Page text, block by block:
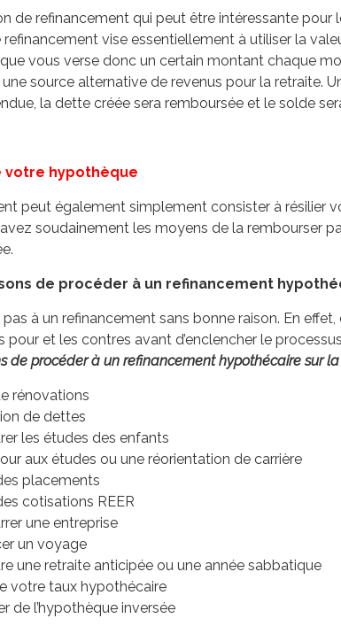
de refinancement qui peut être intéressante pour
refinancement vise essentiellement à utiliser la
vous verse donc un certain montant chaque
une source alternative de revenus pour la
la dette créée sera remboursée et le solde
votre hypothèque
peut également simplement consister à résilier
soudainement les moyens de la rembourser
de procéder à un refinancement
à un refinancement sans bonne raison. En
pour et les contres avant d’enclencher le
de procéder à un refinancement hypothécaire sur
rénovations
de dettes
les études des enfants
aux études ou une réorientation de carrière
placements
cotisations REER
une entreprise
un voyage
une retraite anticipée ou une année sabbatique
votre taux hypothécaire
de l’hypothèque inversée